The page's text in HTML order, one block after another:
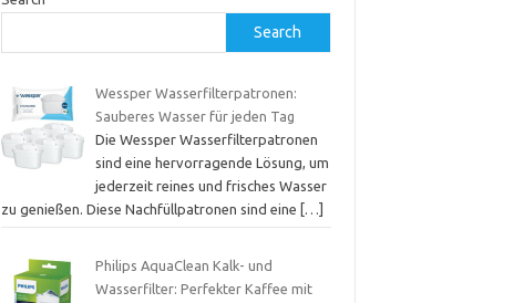
Search
Wessper Wasserfilterpatronen:
Sauberes Wasser für jeden Tag
Die Wessper Wasserfilterpatronen
sind eine hervorragende Lösung, um
jederzeit reines und frisches Wasser
zu genießen. Diese Nachfüllpatronen sind eine
[…]
Philips AquaClean Kalk- und
Wasserfilter: Perfekter Kaffee mit